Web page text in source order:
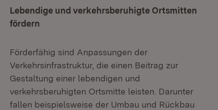
Lebendige und verkehrsberuhigte Ortsmitten
fördern
Förderfähig sind Anpassungen der
Verkehrsinfrastruktur, die einen Beitrag zur
Gestaltung einer lebendigen und
verkehrsberuhigten Ortsmitte leisten. Darunter
fallen beispielsweise der Umbau und Rückbau